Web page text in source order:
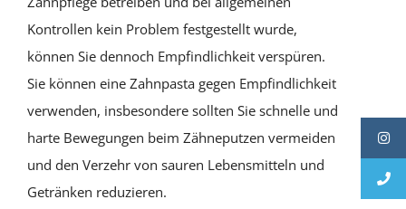
Kontrollen kein Problem festgestellt wurde,
können Sie dennoch Empfindlichkeit verspüren.
Sie können eine Zahnpasta gegen Empfindlichkeit
verwenden, insbesondere sollten Sie schnelle und
harte Bewegungen beim Zähneputzen vermeiden
und den Verzehr von sauren Lebensmitteln und
Getränken reduzieren.